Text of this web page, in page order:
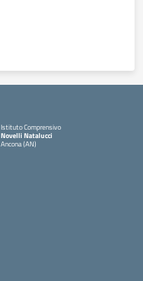
Istituto Comprensivo
Novelli Natalucci
Ancona (AN)